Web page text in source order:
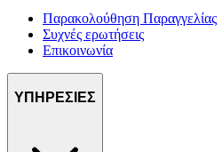
Παρακολούθηση Παραγγελίας
Συχνές ερωτήσεις
Επικοινωνία
ΥΠΗΡΕΣΙΕΣ